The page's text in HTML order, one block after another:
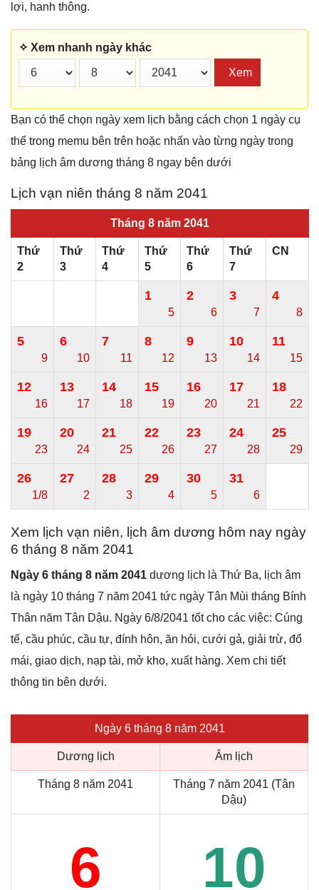
lợi, hanh thông.
✧ Xem nhanh ngày khác
Xem
Bạn có thể chọn ngày xem lịch bằng cách chọn 1 ngày cụ
thể trong memu bên trên hoặc nhấn vào từng ngày trong
bảng lịch âm dương tháng 8 ngay bên dưới
Lịch vạn niên tháng 8 năm 2041
Tháng 8 năm 2041
Thứ
2
Thứ
3
Thứ
4
Thứ
5
Thứ
6
Thứ
7
CN
1
5
2
6
3
7
4
8
5
9
6
10
7
11
8
12
9
13
10
14
11
15
12
16
13
17
14
18
15
19
16
20
17
21
18
22
19
23
20
24
21
25
22
26
23
27
24
28
25
29
26
1/8
27
2
28
3
29
4
30
5
31
6
Xem lịch vạn niên, lịch âm dương hôm nay ngày
6 tháng 8 năm 2041
Ngày 6 tháng 8 năm 2041 dương lịch là Thứ Ba, lịch âm
là ngày 10 tháng 7 năm 2041 tức ngày Tân Mùi tháng Bính
Thân năm Tân Dậu. Ngày 6/8/2041 tốt cho các việc: Cúng
tế, cầu phúc, cầu tự, đính hôn, ăn hỏi, cưới gả, giải trừ, đổ
mái, giao dịch, nạp tài, mở kho, xuất hàng. Xem chi tiết
thông tin bên dưới.
Ngày 6 tháng 8 năm 2041
Dương lịch Âm lịch
Tháng 8 năm 2041
Tháng 7 năm 2041 (Tân
Dậu)
6 10